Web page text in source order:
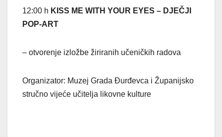
12:00 h KISS ME WITH YOUR EYES – DJEČJI
POP-ART
– otvorenje izložbe žiriranih učeničkih radova
Organizator: Muzej Grada Đurđevca i Županijsko
stručno vijeće učitelja likovne kulture